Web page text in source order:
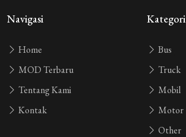
Navigasi
Home
MOD Terbaru
Tentang Kami
Kontak
Kategori
Bus
Truck
Mobil
Motor
Other